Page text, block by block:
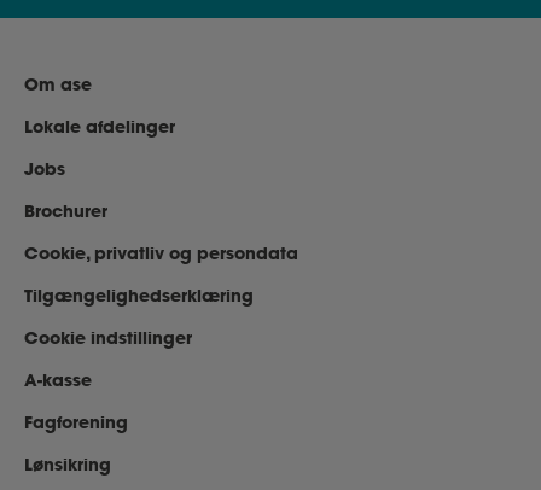
Om ase
Lokale afdelinger
Jobs
Brochurer
Cookie, privatliv og persondata
Tilgængelighedserklæring
Cookie indstillinger
A-kasse
Fagforening
Lønsikring